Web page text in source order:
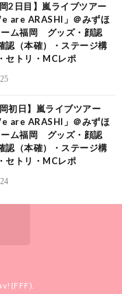
2日目】嵐ライブツアー
are ARASHI」＠みずほ
ーム福岡 グッズ・顔認
認（本確）・ステージ構
セトリ・MCレポ
初日】嵐ライブツアー
are ARASHI」＠みずほ
ーム福岡 グッズ・顔認
認（本確）・ステージ構
セトリ・MCレポ
.